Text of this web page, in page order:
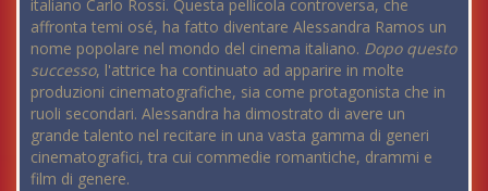
italiano Carlo Rossi. Questa pellicola controversa, che
affronta temi osé, ha fatto diventare Alessandra Ramos un
nome popolare nel mondo del cinema italiano. Dopo questo
successo, l'attrice ha continuato ad apparire in molte
produzioni cinematografiche, sia come protagonista che in
ruoli secondari. Alessandra ha dimostrato di avere un
grande talento nel recitare in una vasta gamma di generi
cinematografici, tra cui commedie romantiche, drammi e
film di genere.